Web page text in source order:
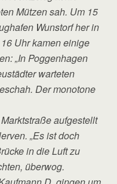
Mützen sah. Um 15
Wunstorf her in
Uhr kamen einige
„In Poggenhagen
warteten
Der monotone
aufgestellt
„Es ist doch
in die Luft zu
überwog.